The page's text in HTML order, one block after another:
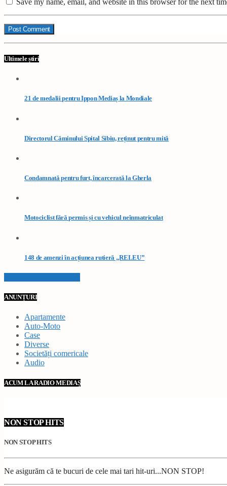
Save my name, email, and website in this browser for the next
Ultimele știri
21 de medalii pentru Ippon Mediaș la Mondiale
Directorul Căminului Spital Sibiu, reținut pentru mită
Condamnată pentru furt, încarcerată la Gherla
Motociclist fără permis și cu vehicul neînmatriculat
148 de amenzi în acțiunea rutieră „RELEU”
ANUNȚURI
Apartamente
Auto-Moto
Case
Diverse
Societăți comericale
Audio
ACUM LA RADIO MEDIAȘ
NON STOP HITS
NON STOP HITS
Ne asigurăm că te bucuri de cele mai tari hit-uri...NON STOP!